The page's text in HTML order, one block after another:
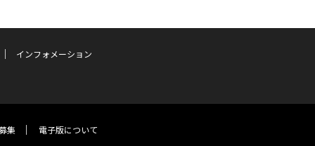
インフォメーション
集 電子版について